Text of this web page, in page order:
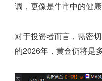
调，更像是牛市中的健
对于投资者而言，需密
的2026年，黄金仍将是